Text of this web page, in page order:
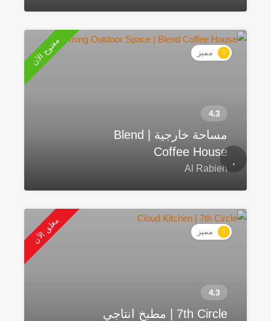
مميز مفتوح الآن
مساحة خارجية | Blend
Coffee House
Al Rabieh
مميز مغلق الآن
7th Circle | مطبخ انتاجي